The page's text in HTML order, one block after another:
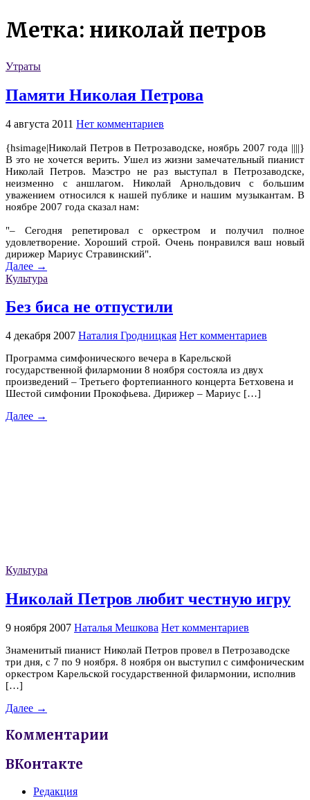
Метка: николай петров
Утраты
Памяти Николая Петрова
4 августа 2011 Нет комментариев
{hsimage|Николай Петров в Петрозаводске, ноябрь 2007 года ||||}
В это не хочется верить. Ушел из жизни замечательный пианист
Николай Петров. Маэстро не раз выступал в Петрозаводске,
неизменно с аншлагом. Николай Арнольдович с большим
уважением относился к нашей публике и нашим музыкантам. В
ноябре 2007 года сказал нам:
"– Сегодня репетировал с оркестром и получил полное
удовлетворение. Хороший строй. Очень понравился ваш новый
дирижер Мариус Стравинский".
Далее →
Культура
Без биса не отпустили
4 декабря 2007 Наталия Гродницкая Нет комментариев
Программа симфонического вечера в Карельской
государственной филармонии 8 ноября состояла из двух
произведений – Третьего фортепианного концерта Бетховена и
Шестой симфонии Прокофьева. Дирижер – Мариус […]
Далее →
Культура
Николай Петров любит честную игру
9 ноября 2007 Наталья Мешкова Нет комментариев
Знаменитый пианист Николай Петров провел в Петрозаводске
три дня, с 7 по 9 ноября. 8 ноября он выступил с симфоническим
оркестром Карельской государственной филармонии, исполнив
[…]
Далее →
Комментарии
ВКонтакте
Редакция